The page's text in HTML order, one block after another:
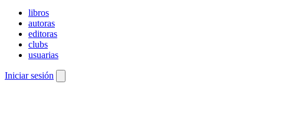
libros
autoras
editoras
clubs
usuarias
Iniciar sesión